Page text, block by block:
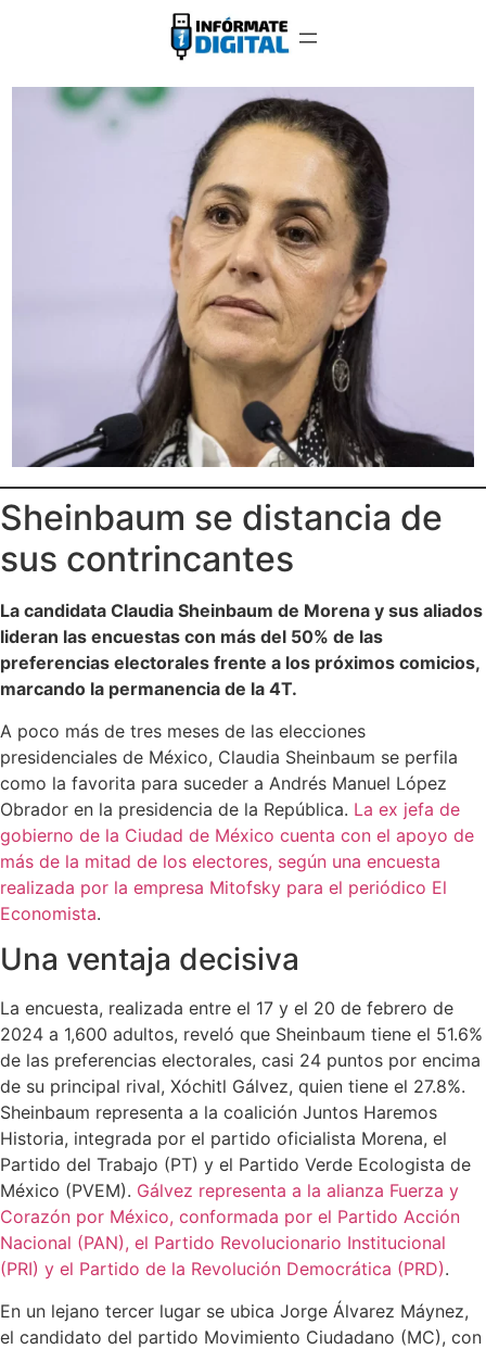
Sheinbaum se distancia de
sus contrincantes
La candidata Claudia Sheinbaum de Morena y sus aliados
lideran las encuestas con más del 50% de las
preferencias electorales frente a los próximos comicios,
marcando la permanencia de la 4T.
A poco más de tres meses de las elecciones
presidenciales de México, Claudia Sheinbaum se perfila
como la favorita para suceder a Andrés Manuel López
Obrador en la presidencia de la República. La ex jefa de
gobierno de la Ciudad de México cuenta con el apoyo de
más de la mitad de los electores, según una encuesta
realizada por la empresa Mitofsky para el periódico El
Economista.
Una ventaja decisiva
La encuesta, realizada entre el 17 y el 20 de febrero de
2024 a 1,600 adultos, reveló que Sheinbaum tiene el 51.6%
de las preferencias electorales, casi 24 puntos por encima
de su principal rival, Xóchitl Gálvez, quien tiene el 27.8%.
Sheinbaum representa a la coalición Juntos Haremos
Historia, integrada por el partido oficialista Morena, el
Partido del Trabajo (PT) y el Partido Verde Ecologista de
México (PVEM). Gálvez representa a la alianza Fuerza y
Corazón por México, conformada por el Partido Acción
Nacional (PAN), el Partido Revolucionario Institucional
(PRI) y el Partido de la Revolución Democrática (PRD).
En un lejano tercer lugar se ubica Jorge Álvarez Máynez,
el candidato del partido Movimiento Ciudadano (MC), con